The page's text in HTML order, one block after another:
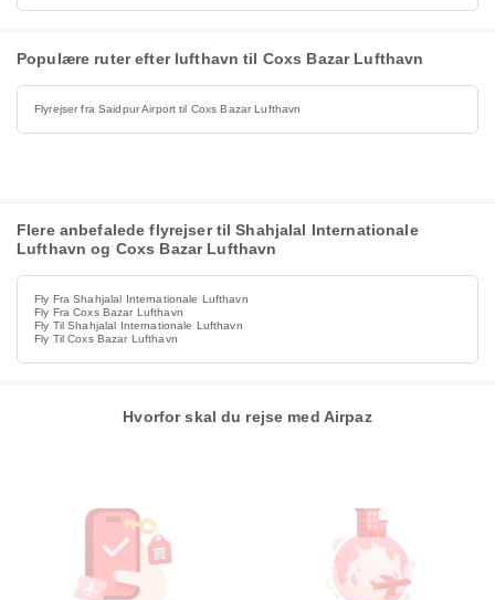
Populære ruter efter lufthavn til Coxs Bazar Lufthavn
Flyrejser fra Saidpur Airport til Coxs Bazar Lufthavn
Flere anbefalede flyrejser til Shahjalal Internationale
Lufthavn og Coxs Bazar Lufthavn
Fly Fra Shahjalal Internationale Lufthavn
Fly Fra Coxs Bazar Lufthavn
Fly Til Shahjalal Internationale Lufthavn
Fly Til Coxs Bazar Lufthavn
Hvorfor skal du rejse med Airpaz